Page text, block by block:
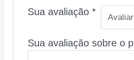
Sua avaliação *
Sua avaliação sobre o